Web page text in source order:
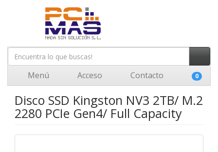
Menú Acceso Contacto 0
Disco SSD Kingston NV3 2TB/ M.2
2280 PCIe Gen4/ Full Capacity